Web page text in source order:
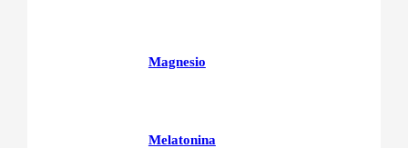
Magnesio
Melatonina